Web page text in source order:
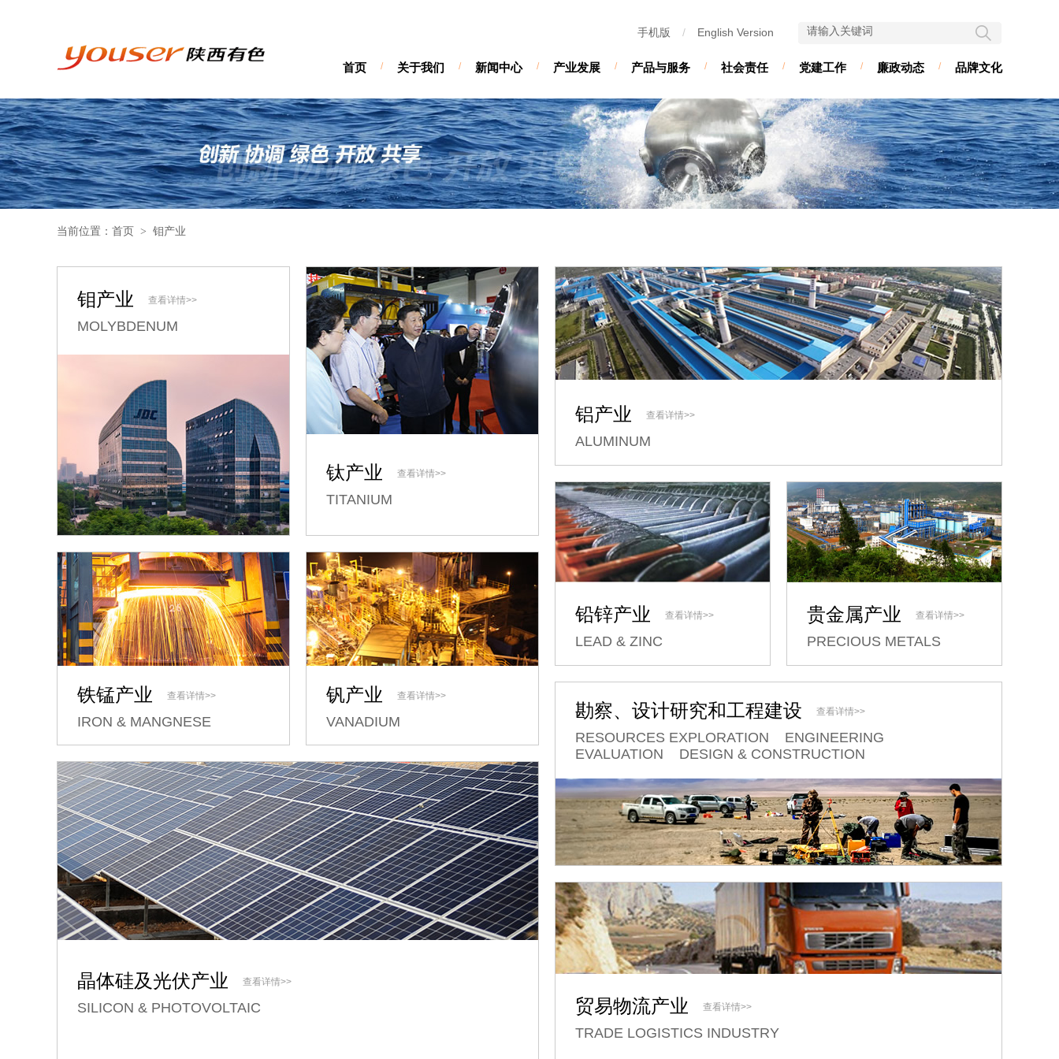
手机版 / English Version
首页 / 关于我们 / 新闻中心 / 产业发展 / 产品与服务 / 社会责任 / 党建工作 / 廉政动态 / 品牌文化
当前位置：首页 > 钼产业
钼产业 查看详情>>
MOLYBDENUM
钛产业 查看详情>>
TITANIUM
钒产业 查看详情>>
VANADIUM
铁锰产业 查看详情>>
IRON & MANGNESE
晶体硅及光伏产业 查看详情>>
SILICON & PHOTOVOLTAIC
铝产业 查看详情>>
ALUMINUM
铅锌产业 查看详情>>
LEAD & ZINC
贵金属产业 查看详情>>
PRECIOUS METALS
勘察、设计研究和工程建设 查看详情>>
RESOURCES EXPLORATION ENGINEERING
EVALUATION DESIGN & CONSTRUCTION
贸易物流产业 查看详情>>
TRADE LOGISTICS INDUSTRY